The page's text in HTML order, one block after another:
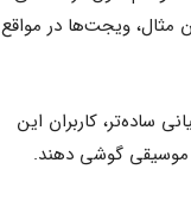
مثال، ویجت‌ها در مواقع
ساده‌تر، کاربران این
گوشی دهند.